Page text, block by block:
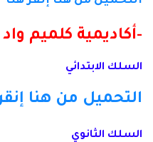
-أكاديمية كلميم
السلك الابتدائي
التحميل من هنا
السلك الثانوي